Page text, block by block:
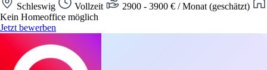
Schleswig Vollzeit
2900 - 3900 € / Monat (geschätzt)
Kein Homeoffice möglich
Jetzt bewerben